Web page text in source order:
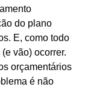
do plano
E, como todo
vão) ocorrer.
orçamentários
é não